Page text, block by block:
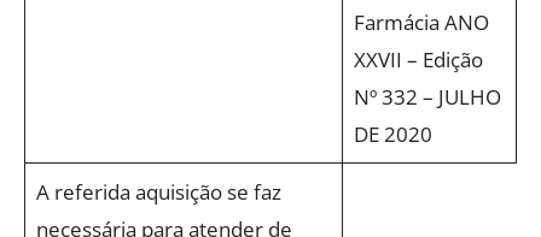
Farmácia ANO
XXVII – Edição
Nº 332 – JULHO
DE 2020
A referida aquisição se faz
necessária para atender de